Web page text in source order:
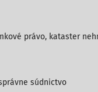
právo, kataster
súdnictvo